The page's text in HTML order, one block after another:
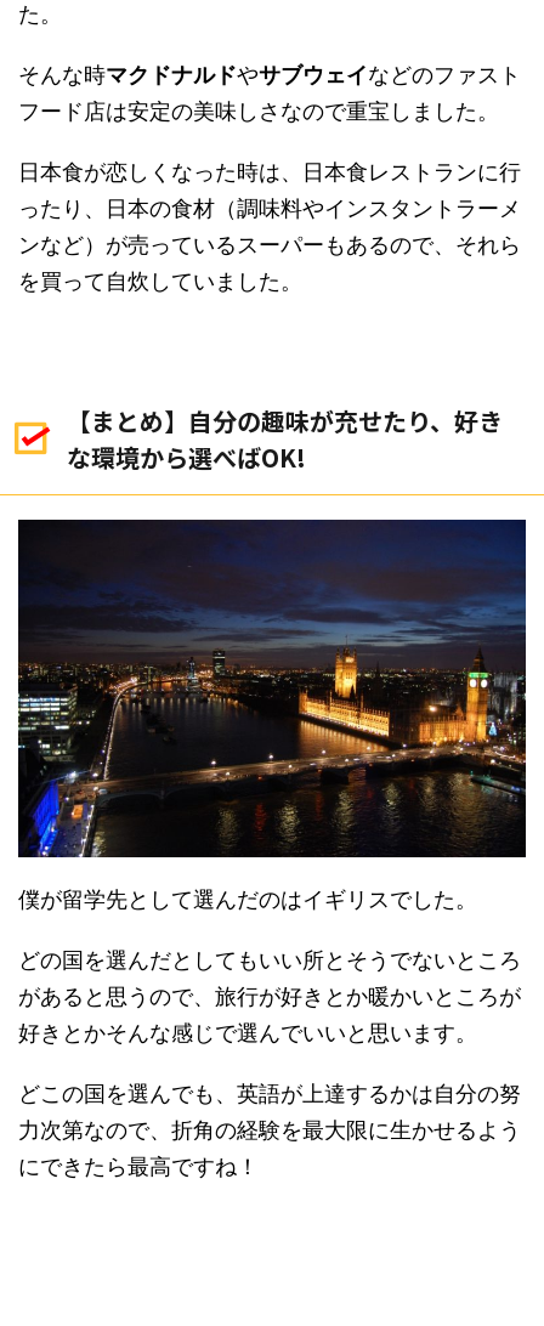
た。
そんな時マクドナルドやサブウェイなどのファスト
フード店は安定の美味しさなので重宝しました。
日本食が恋しくなった時は、日本食レストランに行
ったり、日本の食材（調味料やインスタントラーメ
ンなど）が売っているスーパーもあるので、それら
を買って自炊していました。
【まとめ】自分の趣味が充せたり、好き
な環境から選べばOK!
僕が留学先として選んだのはイギリスでした。
どの国を選んだとしてもいい所とそうでないところ
があると思うので、旅行が好きとか暖かいところが
好きとかそんな感じで選んでいいと思います。
どこの国を選んでも、英語が上達するかは自分の努
力次第なので、折角の経験を最大限に生かせるよう
にできたら最高ですね！